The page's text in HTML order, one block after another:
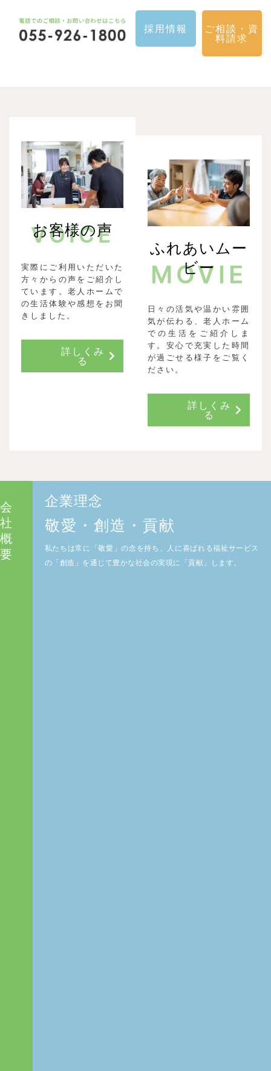
採用情報
ご相談・資
料請求
お客様の声
VOICE
実際にご利用いただいた
方々からの声をご紹介し
ています。老人ホームで
の生活体験や感想をお聞
きしました。
詳しくみ
る
ふれあいムー
ビー
MOVIE
日々の活気や温かい雰囲
気が伝わる、老人ホーム
での生活をご紹介しま
す。安心で充実した時間
が過ごせる様子をご覧く
ださい。
詳しくみ
る
会
社
概
要
企業理念
敬愛・創造・貢献
私たちは常に「敬愛」の念を持ち、人に喜ばれる福祉サービス
の「創造」を通じて豊かな社会の実現に「貢献」します。